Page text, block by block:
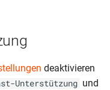
deaktivieren
Unterstützung und